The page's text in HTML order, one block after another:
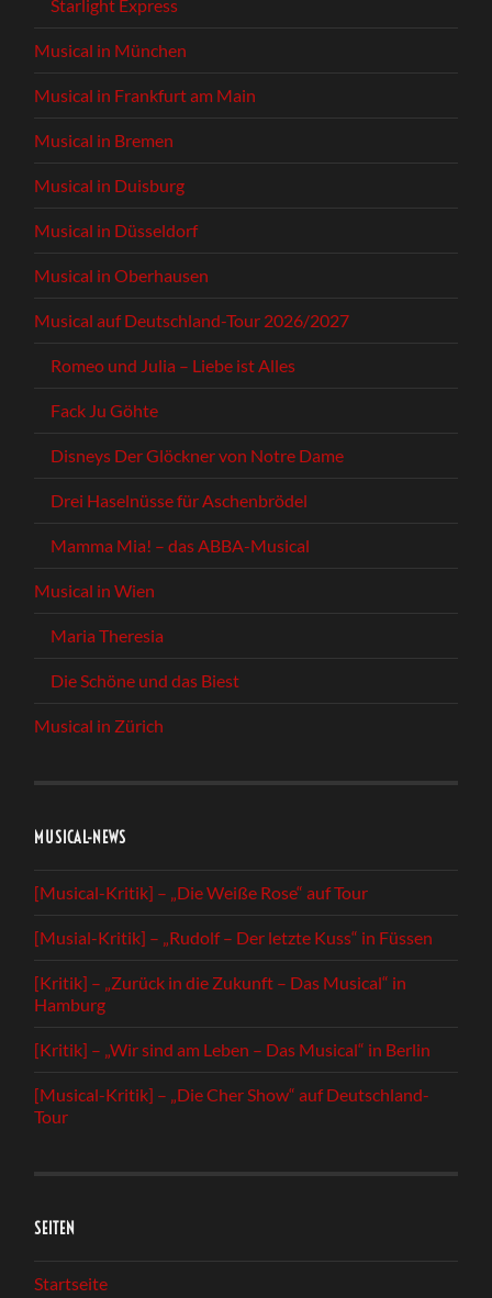
Starlight Express
Musical in München
Musical in Frankfurt am Main
Musical in Bremen
Musical in Duisburg
Musical in Düsseldorf
Musical in Oberhausen
Musical auf Deutschland-Tour 2026/2027
Romeo und Julia – Liebe ist Alles
Fack Ju Göhte
Disneys Der Glöckner von Notre Dame
Drei Haselnüsse für Aschenbrödel
Mamma Mia! – das ABBA-Musical
Musical in Wien
Maria Theresia
Die Schöne und das Biest
Musical in Zürich
MUSICAL-NEWS
[Musical-Kritik] – „Die Weiße Rose“ auf Tour
[Musial-Kritik] – „Rudolf – Der letzte Kuss“ in Füssen
[Kritik] – „Zurück in die Zukunft – Das Musical“ in
Hamburg
[Kritik] – „Wir sind am Leben – Das Musical“ in Berlin
[Musical-Kritik] – „Die Cher Show“ auf Deutschland-
Tour
SEITEN
Startseite